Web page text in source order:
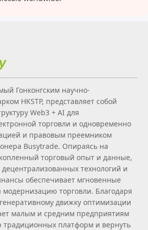
Гонконгским научно-
HKSTP, представляет собой
Web3 + AI для
торговли и одновременно
и правовым преемником
Busytrade. Опираясь на
торговый опыт и данные,
технологий и
обеспечивает мгновенные
модернизацию торговли. Благодаря
движку оптимизации
малым и средним предприятиям
платформ и вернуть